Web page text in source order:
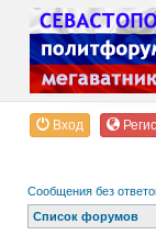
Вход
Сообщения без
Список форумов